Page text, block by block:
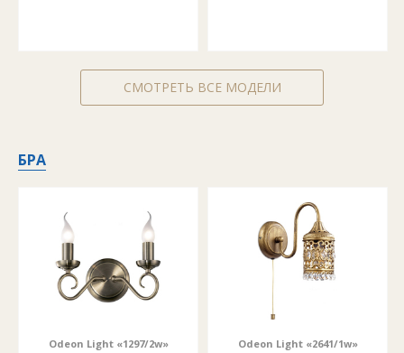
СМОТРЕТЬ ВСЕ МОДЕЛИ
БРА
Odeon Light «1297/2w» Оdeon Light «2641/1w»